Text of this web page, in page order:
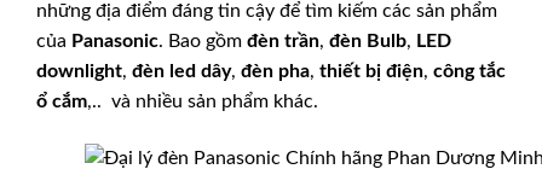
những địa điểm đáng tin cậy để tìm kiếm các sản phẩm
của Panasonic. Bao gồm đèn trần, đèn Bulb, LED
downlight, đèn led dây, đèn pha, thiết bị điện, công tắc
ổ cắm,.. và nhiều sản phẩm khác.